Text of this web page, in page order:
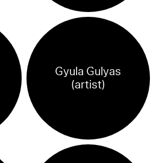
Gyula Gulyas
(artist)